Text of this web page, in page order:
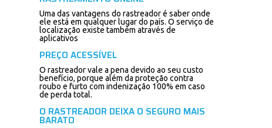
Uma das vantagens do rastreador é saber onde
ele está em qualquer lugar do país. O serviço de
localização existe também através de
aplicativos
PREÇO ACESSÍVEL
O rastreador vale a pena devido ao seu custo
benefício, porque além da proteção contra
roubo e furto com indenização 100% em caso
de perda total.
O RASTREADOR DEIXA O SEGURO MAIS
BARATO